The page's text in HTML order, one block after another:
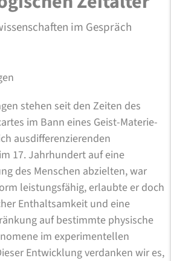
im Gespräch
stehen seit den Zeiten des
im Bann eines Geist-Materie-
ausdifferenzierenden
17. Jahrhundert auf eine
des Menschen abzielten, war
leistungsfähig, erlaubte er doch
Enthaltsamkeit und eine
auf bestimmte physische
im experimentellen
Entwicklung verdanken wir es,